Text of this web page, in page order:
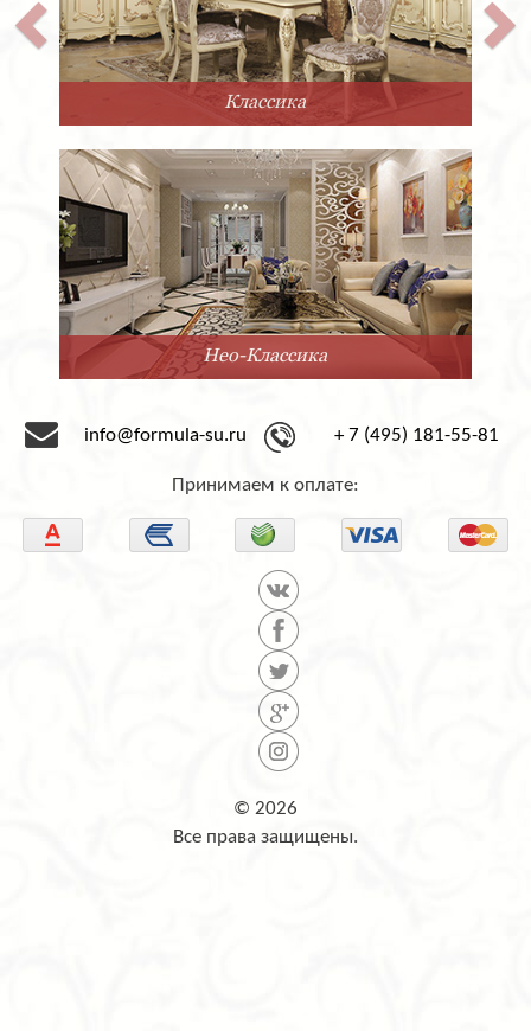
Классика
Нео-Классика
info@formula-su.ru + 7 (495) 181-55-81
Принимаем к оплате:
© 2026
Все права защищены.